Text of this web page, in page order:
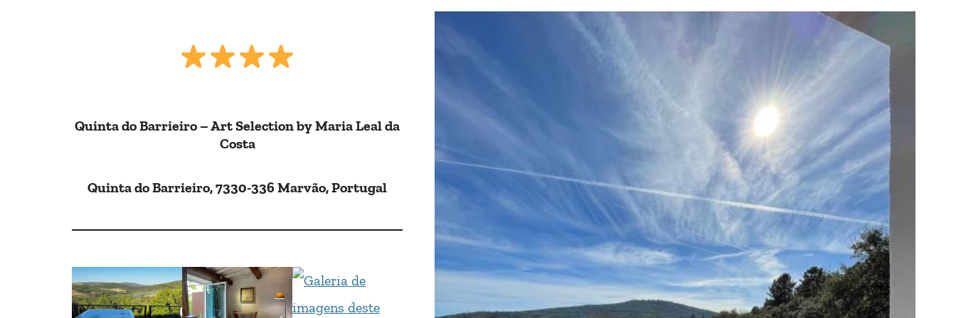
Quinta do Barrieiro – Art Selection by Maria Leal da
Costa
Quinta do Barrieiro, 7330-336 Marvão, Portugal